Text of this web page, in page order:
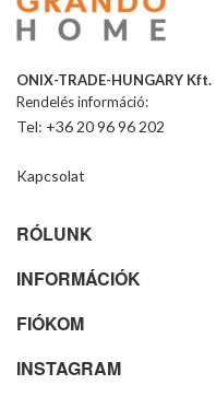
ONIX-TRADE-HUNGARY Kft.
Rendelés információ:
Tel: +36 20 96 96 202
Kapcsolat
RÓLUNK
INFORMÁCIÓK
FIÓKOM
INSTAGRAM